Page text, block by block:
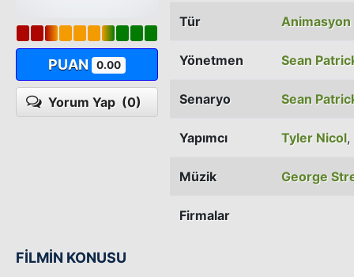
PUAN 0.00
Yorum Yap (0)
Tür Animasyon
Yönetmen Sean
Senaryo Sean
Yapımcı Tyler Nicol,
Müzik George
Firmalar
FİLMİN KONUSU